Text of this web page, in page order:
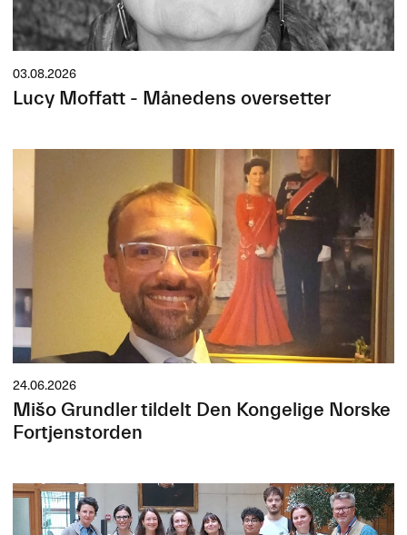
03.08.2026
Lucy Moffatt - Månedens oversetter
24.06.2026
Mišo Grundler tildelt Den Kongelige Norske
Fortjenstorden